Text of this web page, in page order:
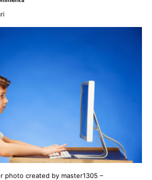
photo created by master1305 –